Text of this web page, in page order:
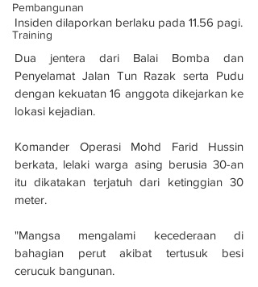
Pembangunan
Training
Insiden dilaporkan berlaku pada 11.56 pagi.
Dua jentera dari Balai Bomba dan
Penyelamat Jalan Tun Razak serta Pudu
dengan kekuatan 16 anggota dikejarkan ke
lokasi kejadian.
Komander Operasi Mohd Farid Hussin
berkata, lelaki warga asing berusia 30-an
itu dikatakan terjatuh dari ketinggian 30
meter.
"Mangsa mengalami kecederaan di
bahagian perut akibat tertusuk besi
cerucuk bangunan.